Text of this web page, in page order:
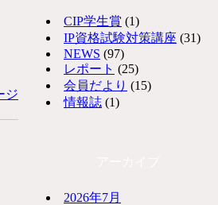
ジ
CIP学生賞 (1)
IP資格試験対策講座 (31)
NEWS (97)
レポート (25)
会員だより (15)
情報誌 (1)
2026年7月